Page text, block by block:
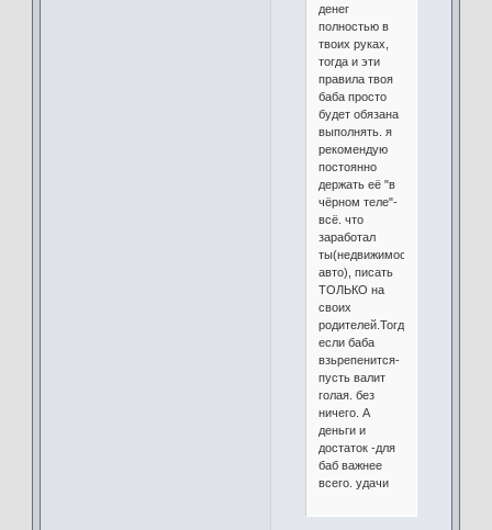
денег
полностью в
твоих руках,
тогда и эти
правила твоя
баба просто
будет обязана
выполнять. я
рекомендую
постоянно
держать её "в
чёрном теле"-
всё. что
заработал
ты(недвижимость,
авто), писать
ТОЛЬКО на
своих
родителей.Тогда,
если баба
взьрепенится-
пусть валит
голая. без
ничего. А
деньги и
достаток -для
баб важнее
всего. удачи